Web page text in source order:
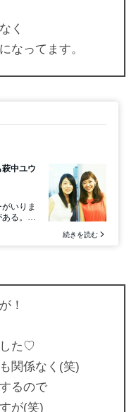
く
なってます。
！
した♡
関係なく(笑)
るので
が(笑)